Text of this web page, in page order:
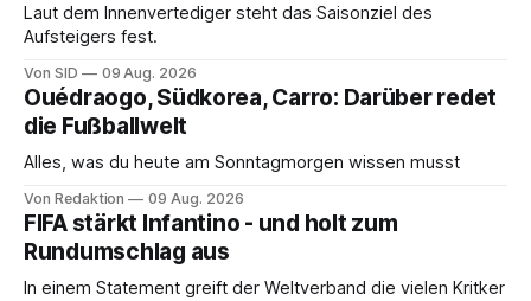
Laut dem Innenvertediger steht das Saisonziel des
Aufsteigers fest.
Von SID 09 Aug. 2026
Ouédraogo, Südkorea, Carro: Darüber redet
die Fußballwelt
Alles, was du heute am Sonntagmorgen wissen musst
Von Redaktion 09 Aug. 2026
FIFA stärkt Infantino - und holt zum
Rundumschlag aus
In einem Statement greift der Weltverband die vielen Kritker